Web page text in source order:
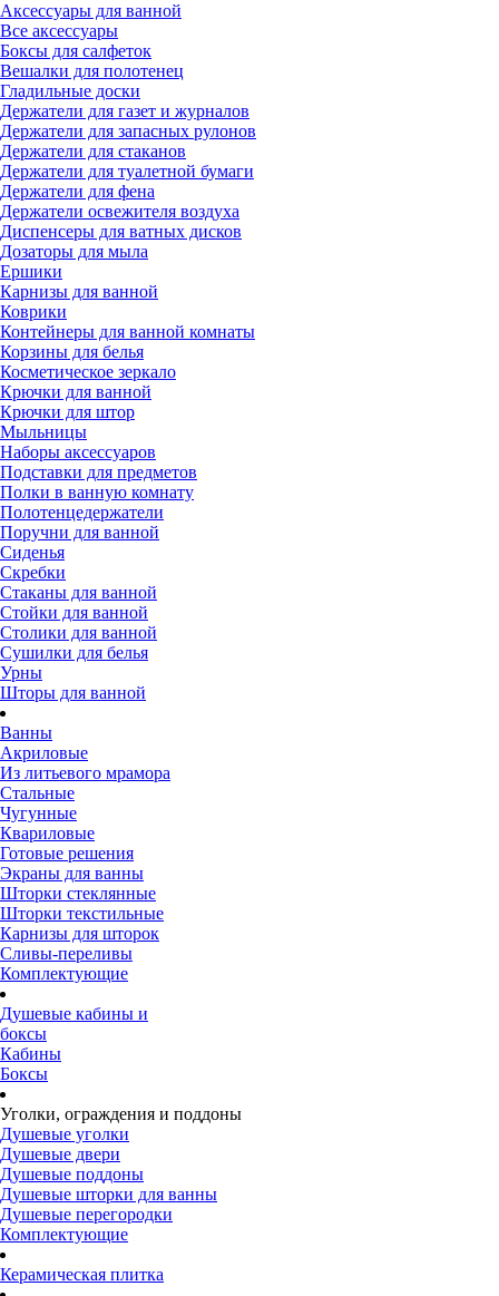
Аксессуары для ванной
Все аксессуары
Боксы для салфеток
Вешалки для полотенец
Гладильные доски
Держатели для газет и журналов
Держатели для запасных рулонов
Держатели для стаканов
Держатели для туалетной бумаги
Держатели для фена
Держатели освежителя воздуха
Диспенсеры для ватных дисков
Дозаторы для мыла
Ершики
Карнизы для ванной
Коврики
Контейнеры для ванной комнаты
Корзины для белья
Косметическое зеркало
Крючки для ванной
Крючки для штор
Мыльницы
Наборы аксессуаров
Подставки для предметов
Полки в ванную комнату
Полотенцедержатели
Поручни для ванной
Сиденья
Скребки
Стаканы для ванной
Стойки для ванной
Столики для ванной
Сушилки для белья
Урны
Шторы для ванной
Ванны
Акриловые
Из литьевого мрамора
Стальные
Чугунные
Квариловые
Готовые решения
Экраны для ванны
Шторки стеклянные
Шторки текстильные
Карнизы для шторок
Сливы-переливы
Комплектующие
Душевые кабины и
боксы
Кабины
Боксы
Уголки, ограждения и поддоны
Душевые уголки
Душевые двери
Душевые поддоны
Душевые шторки для ванны
Душевые перегородки
Комплектующие
Керамическая плитка